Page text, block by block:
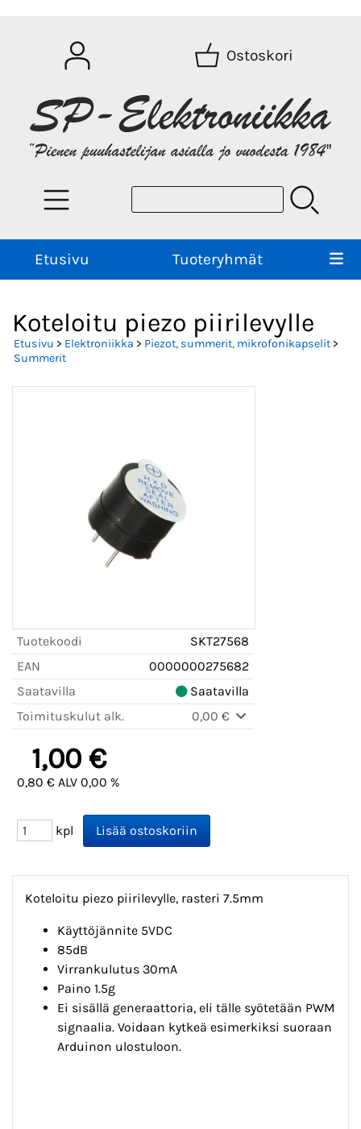
Ostoskori
Etusivu Tuoteryhmät
Koteloitu piezo piirilevylle
Etusivu > Elektroniikka > Piezot, summerit, mikrofonikapselit>
Summerit
Tuotekoodi
SKT27568
EAN
0000000275682
Saatavilla
Saatavilla
Toimituskulut alk.
0,00 €
1,00 €
0,80 € ALV 0,00 %
kpl
Koteloitu piezo piirilevylle, rasteri 7.5mm
Käyttöjännite 5VDC
85dB
Virrankulutus 30mA
Paino 1.5g
Ei sisällä generaattoria, eli tälle syötetään PWM
signaalia. Voidaan kytkeä esimerkiksi suoraan
Arduinon ulostuloon.